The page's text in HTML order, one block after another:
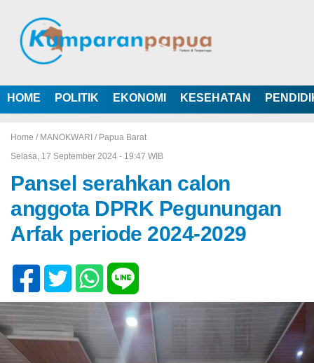
HOME POLITIK EKONOMI KESEHATAN
Home / MANOKWARI / Papua Barat
Selasa, 17 September 2024 - 19:47 WIB
Pansel serahkan calon
anggota DPRK Pegunungan
Arfak periode 2024-2029